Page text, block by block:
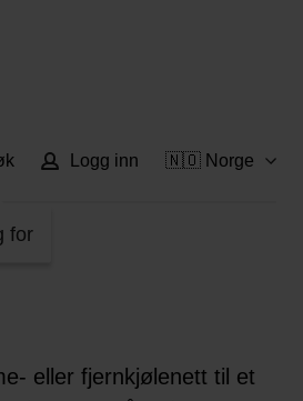
for
Logg inn 🇳🇴 Norge
eller fjernkjølenett til et